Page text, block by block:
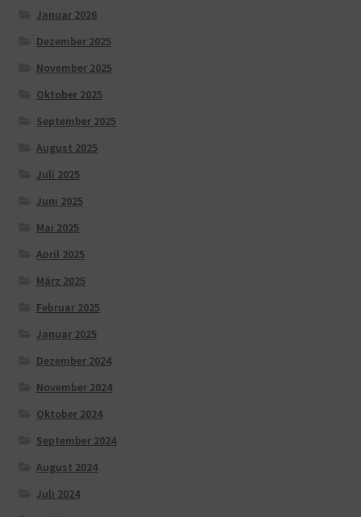
Januar 2026
Dezember 2025
November 2025
Oktober 2025
September 2025
August 2025
Juli 2025
Juni 2025
Mai 2025
April 2025
März 2025
Februar 2025
Januar 2025
Dezember 2024
November 2024
Oktober 2024
September 2024
August 2024
Juli 2024